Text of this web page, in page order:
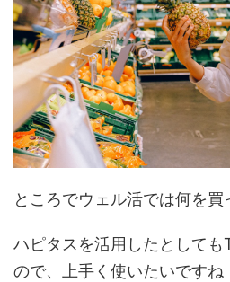
ところでウェル活では何を買
ハピタスを活用したとして
ので、上手く使いたいですね